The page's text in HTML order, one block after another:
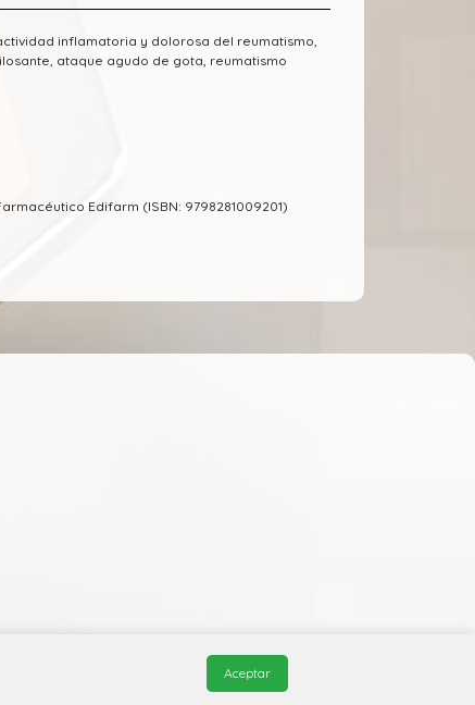
inflamatoria y dolorosa del reumatismo,
ataque agudo de gota, reumatismo
Edifarm (ISBN: 9798281009201)
Aceptar